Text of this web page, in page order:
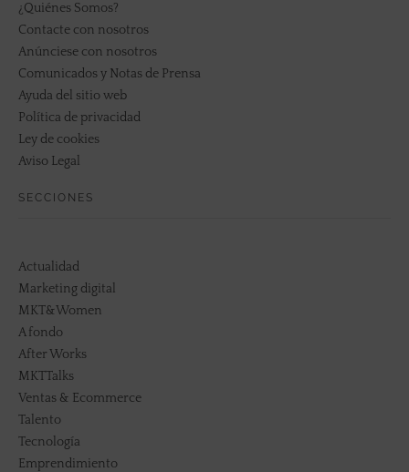
¿Quiénes Somos?
Contacte con nosotros
Anúnciese con nosotros
Comunicados y Notas de Prensa
Ayuda del sitio web
Política de privacidad
Ley de cookies
Aviso Legal
SECCIONES
Actualidad
Marketing digital
MKT&Women
A fondo
After Works
MKTTalks
Ventas & Ecommerce
Talento
Tecnología
Emprendimiento